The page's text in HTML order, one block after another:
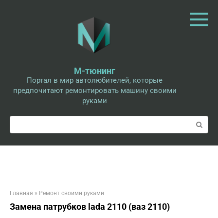
М-тюнинг
Портал в мир автолюбителей, которые
предпочитают ремонтировать машину своими
руками
Поиск:
Главная » Ремонт своими руками
Замена патрубков lada 2110 (ваз 2110)